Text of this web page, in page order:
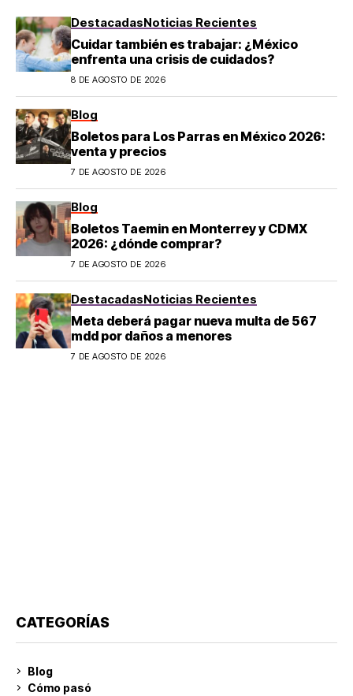
DestacadasNoticias Recientes
Cuidar también es trabajar: ¿México
enfrenta una crisis de cuidados?
8 DE AGOSTO DE 2026
Blog
Boletos para Los Parras en México 2026:
venta y precios
7 DE AGOSTO DE 2026
Blog
Boletos Taemin en Monterrey y CDMX
2026: ¿dónde comprar?
7 DE AGOSTO DE 2026
DestacadasNoticias Recientes
Meta deberá pagar nueva multa de 567
mdd por daños a menores
7 DE AGOSTO DE 2026
CATEGORÍAS
Blog
Cómo pasó